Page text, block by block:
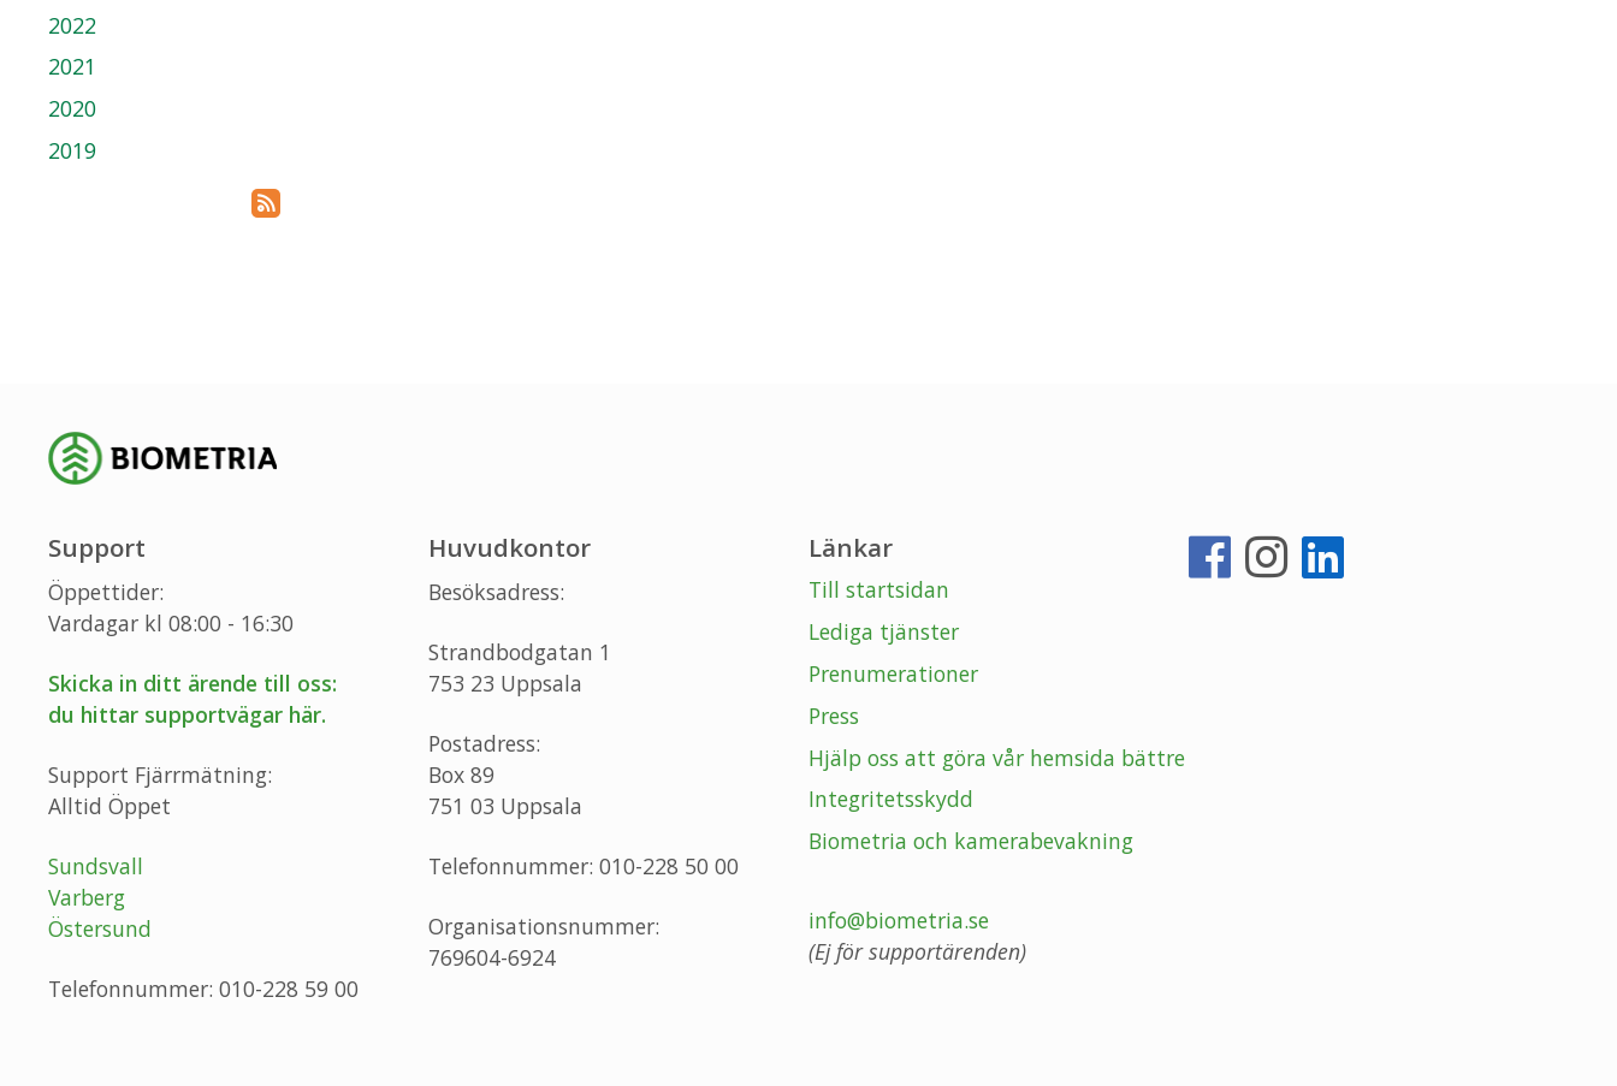
2022
2021
2020
2019
Support
Öppettider:
Vardagar kl 08:00 - 16:30
Skicka in ditt ärende till oss:
du hittar supportvägar här.
Support Fjärrmätning:
Alltid Öppet
Sundsvall
Varberg
Östersund
Telefonnummer: 010-228 59 00
Huvudkontor
Besöksadress:
Strandbodgatan 1
753 23 Uppsala
Postadress:
Box 89
751 03 Uppsala
Telefonnummer: 010-228 50 00
Organisationsnummer:
769604-6924
Länkar
Till startsidan
Lediga tjänster
Prenumerationer
Press
Hjälp oss att göra vår hemsida bättre
Integritetsskydd
Biometria och kamerabevakning
info@biometria.se
(Ej för supportärenden)